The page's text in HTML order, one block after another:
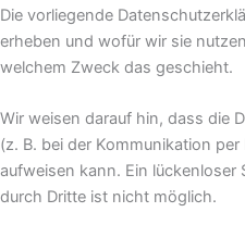
Die vorliegende
erheben und wofür wir sie
welchem Zweck das geschieht.
Wir weisen darauf hin, dass die
(z. B. bei der Kommunikation
aufweisen kann. Ein
durch Dritte ist nicht möglich.